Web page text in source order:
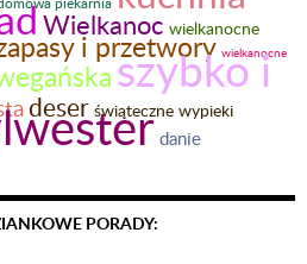
Wielkanoc wielkanocne
i przetwory wielkanocne
szybko i
deser świąteczne wypieki
danie
PORADY: